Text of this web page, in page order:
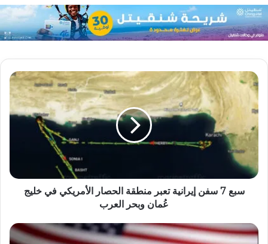
سبع 7 سفن إيرانية تعبر منطقة الحصار الأمريكي في خليج
عُمان وبحر العرب